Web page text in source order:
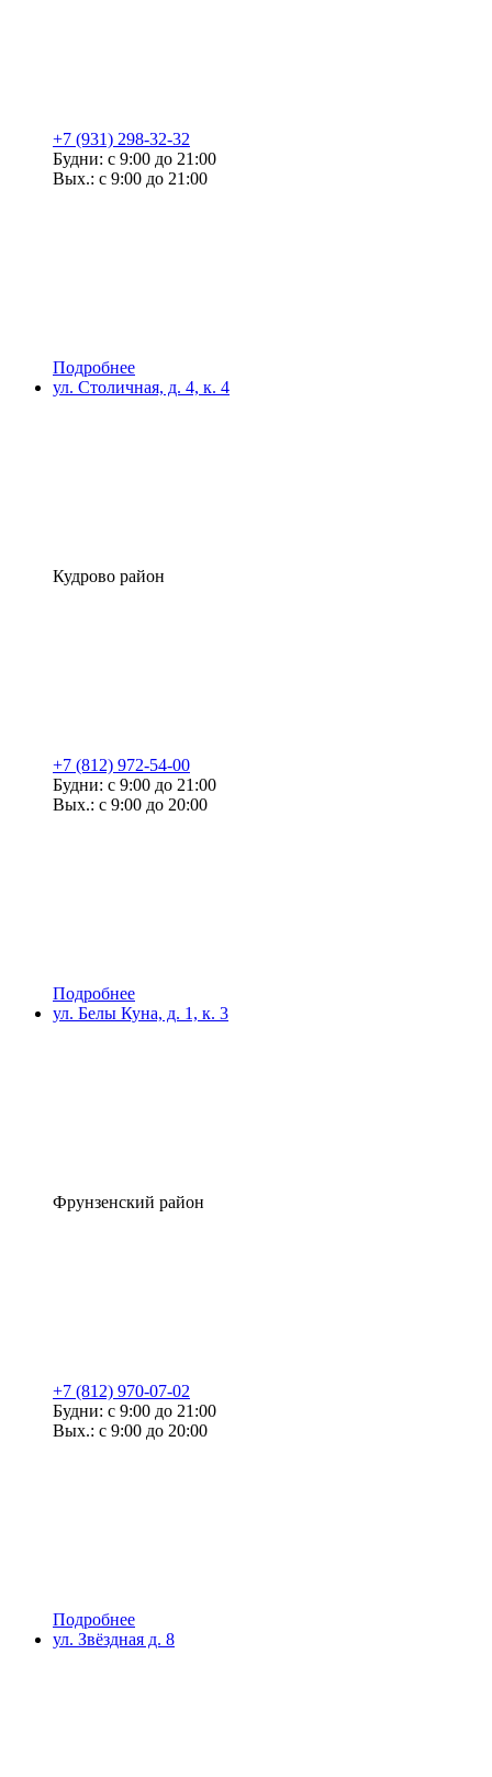
+7 (931) 298-32-32
Будни: с 9:00 до 21:00
Вых.: с 9:00 до 21:00
Подробнее
ул. Столичная, д. 4, к. 4
Кудрово район
+7 (812) 972-54-00
Будни: с 9:00 до 21:00
Вых.: с 9:00 до 20:00
Подробнее
ул. Белы Куна, д. 1, к. 3
Фрунзенский район
+7 (812) 970-07-02
Будни: с 9:00 до 21:00
Вых.: с 9:00 до 20:00
Подробнее
ул. Звёздная д. 8